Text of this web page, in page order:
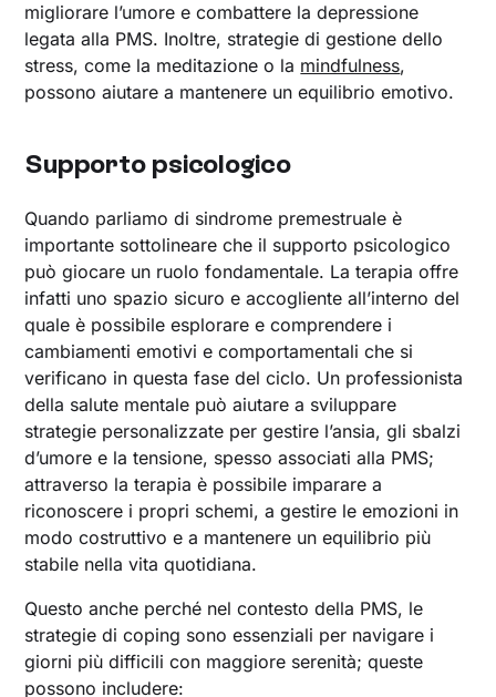
migliorare l’umore e combattere la depressione
legata alla PMS. Inoltre, strategie di gestione dello
stress, come la meditazione o la mindfulness,
possono aiutare a mantenere un equilibrio emotivo.
Supporto psicologico
Quando parliamo di sindrome premestruale è
importante sottolineare che il supporto psicologico
può giocare un ruolo fondamentale. La terapia offre
infatti uno spazio sicuro e accogliente all’interno del
quale è possibile esplorare e comprendere i
cambiamenti emotivi e comportamentali che si
verificano in questa fase del ciclo. Un professionista
della salute mentale può aiutare a sviluppare
strategie personalizzate per gestire l’ansia, gli sbalzi
d’umore e la tensione, spesso associati alla PMS;
attraverso la terapia è possibile imparare a
riconoscere i propri schemi, a gestire le emozioni in
modo costruttivo e a mantenere un equilibrio più
stabile nella vita quotidiana.
Questo anche perché nel contesto della PMS, le
strategie di coping sono essenziali per navigare i
giorni più difficili con maggiore serenità; queste
possono includere: